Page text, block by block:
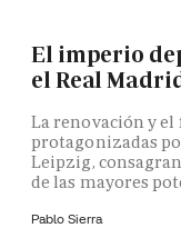
El imperio
el Real
La renovación y el
protagonizadas
Leipzig,
de las mayores
Pablo Sierra